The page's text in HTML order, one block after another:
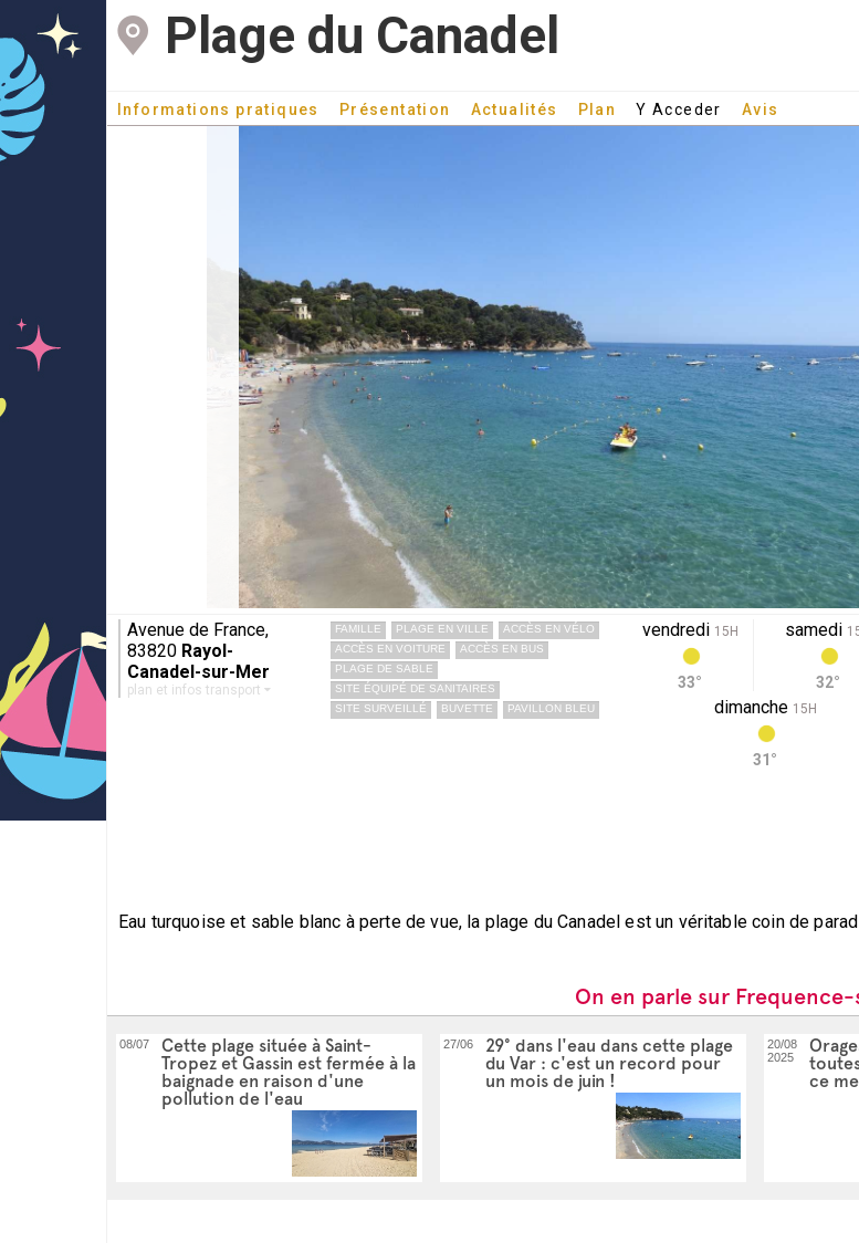
Plage du Canadel
Informations pratiques Présentation Actualités Plan Y Acceder Avis
Avenue de France,
83820 Rayol-
Canadel-sur-Mer
plan et infos transport
FAMILLE PLAGE EN VILLE
ACCÈS EN VÉLO
ACCÈS EN VOITURE
ACCÈS EN BUS
PLAGE DE SABLE
SITE ÉQUIPÉ DE SANITAIRES
SITE SURVEILLÉ
BUVETTE PAVILLON BLEU
vendredi 15H
33°
samedi
32°
dimanche 15H
31°
Eau turquoise et sable blanc à perte de vue, la plage du Canadel est un véritable coin de
On en parle sur
08/07
Cette plage située à Saint-
Tropez et Gassin est fermée à la
baignade en raison d'une
pollution de l'eau
27/06
29° dans l'eau dans cette plage
du Var : c'est un record pour
un mois de juin !
20/08
2025
ce